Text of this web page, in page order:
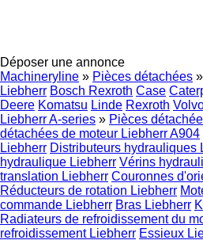
Déposer une annonce
Machineryline » Pièces détachées »
Liebherr Bosch Rexroth Case
Deere Komatsu Linde Rexroth
Liebherr A-series » Pièces
détachées de moteur Liebherr A904
Liebherr Distributeurs hydrauliques
hydraulique Liebherr Vérins
translation Liebherr Couronnes
Réducteurs de rotation Liebherr
commande Liebherr Bras Liebherr
Radiateurs de refroidissement du
refroidissement Liebherr Essieux